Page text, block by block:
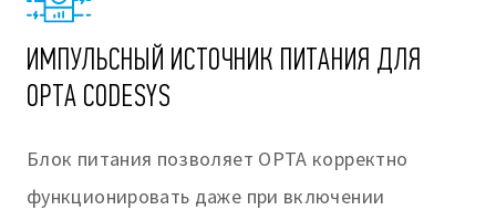
ИМПУЛЬСНЫЙ ИСТОЧНИК ПИТАНИЯ ДЛЯ
OPTA CODESYS
Блок питания позволяет OPTA корректно
функционировать даже при включении